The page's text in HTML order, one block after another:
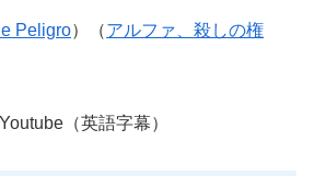
Peligro）（アルファ、殺しの権
（英語字幕）